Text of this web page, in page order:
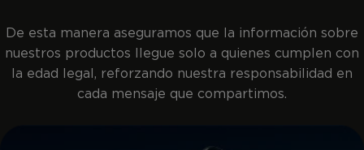
De esta manera aseguramos que la información sobre
nuestros productos llegue solo a quienes cumplen con
la edad legal, reforzando nuestra responsabilidad en
cada mensaje que compartimos.